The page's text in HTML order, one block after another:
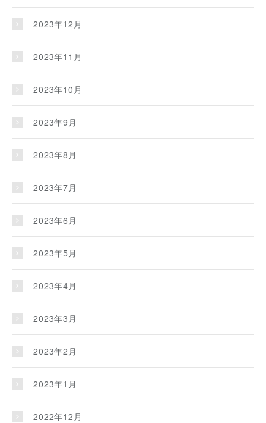
2023年12月
2023年11月
2023年10月
2023年9月
2023年8月
2023年7月
2023年6月
2023年5月
2023年4月
2023年3月
2023年2月
2023年1月
2022年12月